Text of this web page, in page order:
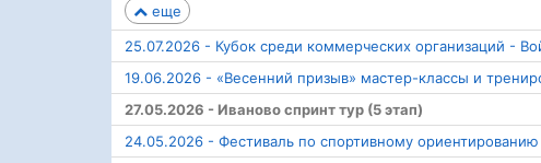
еще
25.07.2026 - Кубок среди коммерческих организаций -
19.06.2026 - «Весенний призыв» мастер-классы и
27.05.2026 - Иваново спринт тур (5 этап)
24.05.2026 - Фестиваль по спортивному